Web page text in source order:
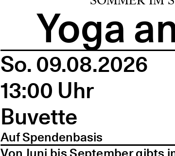
Yoga
So. 09.08.2026
13:00 Uhr
Buvette
Auf Spendenbasis